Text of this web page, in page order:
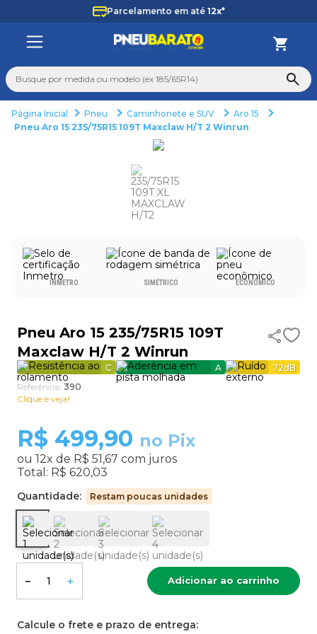
Parcelamento em até 12x*
Busque por medida ou modelo (ex 185/65R14)
Pneu Caminhonete e SUV
Aro 15
Pneu Aro 15 235/75R15 109T Maxclaw H/T 2 Winrun
INMETRO SIMÉTRICO ECONÔMICO
Pneu Aro 15 235/75R15 109T
Maxclaw H/T 2 Winrun
C A 72dB
Referência: 390
Clique e veja!
R$ 499,90 no Pix
ou 12x de R$ 51,67 com juros
Total: R$ 620,03
Quantidade: Restam poucas unidades
＋
－ Adicionar ao carrinho
Calcule o frete e prazo de entrega:
TERMOS MAIS BUSCADOS
6º
185 70 14
9º
aro 15
10º 185 60 15